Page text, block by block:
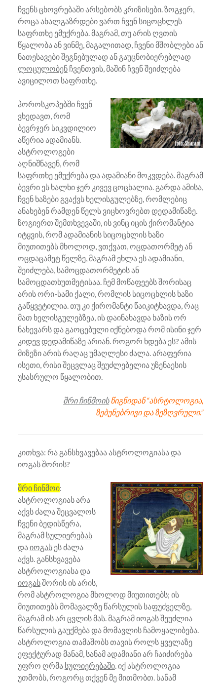
ჩვენს ცხოვრებაში არსებობს კრიზისები. ზოგჯერ,
როცა ახალგაზრდები ვართ ჩვენ სიცოცხლეს
საფრთხე ემუქრება. მაგრამ, თუ არის ღვთის
წყალობა ან ვინმე, მაგალითად, ჩვენი მშობლები ან
ნათესავები შეგნებულად ან გაუცნობიერებლად
ლოცულობენჩვენთვის, მაშინ ჩვენ შეიძლება
ავიცილოთ საფრთხე.
ჰოროსკოპებში ჩვენ
ვხედავთ, რომ
ბევრჯერ სიკვდილიო
აწერია ადამიანს.
ასტროლოგები
აღნიშნავენ, რომ
საფრთხე ემუქრება და ადამიანი მოკვდება. მაგრამ
ბევრი ეს ხალხი ჯერ კივევ ცოცხალია. გარდა ამისა,
ჩვენ ხაზები გვაქვს ხელისგულებზე, რომლებიც
ანახებენ რამდენ წელს ვიცხოვრებთ დედამიწაზე.
ზოგიერთ შემთხვევაში, ის ვინც იცის ქირომანტია
იტყვის, რომ ადამიანის სიცოცხლის ხაზი
მიუთითებს მხოლოდ, ვთქვათ, ოცდათორმეტ ან
ოცდაცამეტ წელზე, მაგრამ ეხლა ეს ადამიანი,
შეიძლება, სამოცდათორმეტის ან
სამოცდათხუთმეტისაა. ჩემ მოწაფეებს შორისაც
არის ორი-სამი ქალი, რომლის სიცოცხლის ხაზი
გაწყვეტილია. თუ კი ქირომანტი წაიკიტხავდა, რაც
მათ ხელისგულებზეა, ის დაინახავდა ხაზის ორ
ნახევარს და გაოცებული იქნებოდა რომ ისინი ჯერ
კიდევ დედამიწაზე არიან. როგორ ხდება ეს? ამის
მიზეზი არის რაღაც უმაღლესი ძალა. არაფერია
ისეთი, რისი შეცვლაც შეუძლებელია უზენაესის
უსასრულო წყალობით.
შრი ჩინმოის წიგნიდან “ასრტოლოგია,
ზებუნებრივი და ზეზღვრული.”
კითხვა: რა განსხვავებაა ასტროლოგიასა და
იოგას შორის?
შრი ჩინმოი:
ასტროლოგიას არა
აქვს ძალა შეცვალოს
ჩვენი ბედისწერა,
მაგრამ სულიერებას
დაიოგასეს ძალა
აქვს. განსხვავება
ასტროლოგიასა და
იოგასშორის ის არის,
რომ ასტროლოგია მხოლოდ მიუთითებს; ის
მიუთითებს მომავალზე წარსულის საფუძველზე,
მაგრამ ის არ ცვლის მას. მაგრამიოგასშეუძლია
წარსულის გაუქმება და მომავლის ჩამოყალიბება.
ასტროლოგია თამაშობს თავის როლს ყველაზე
ეფექტურად მანამ, სანამ ადამიანი არ ჩაიძირება
უფრო ღრმა სულიერებაში. იქ ასტროლოგია
უთმობს, როგორც თქვენ მე მითმობთ. სანამ